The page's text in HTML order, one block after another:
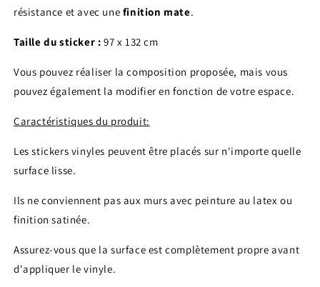
résistance et avec une finition mate.
Taille du sticker : 97 x 132 cm
Vous pouvez réaliser la composition proposée, mais vous
pouvez également la modifier en fonction de votre espace.
Caractéristiques du produit:
Les stickers vinyles peuvent être placés sur n'importe quelle
surface lisse.
Ils ne conviennent pas aux murs avec peinture au latex ou
finition satinée.
Assurez-vous que la surface est complètement propre avant
d'appliquer le vinyle.